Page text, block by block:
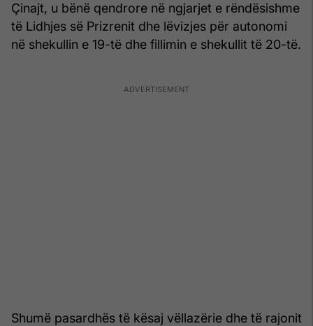
Çinajt, u bënë qendrore në ngjarjet e rëndësishme
të Lidhjes së Prizrenit dhe lëvizjes për autonomi
në shekullin e 19-të dhe fillimin e shekullit të 20-të.
Shumë pasardhës të kësaj vëllazërie dhe të rajonit